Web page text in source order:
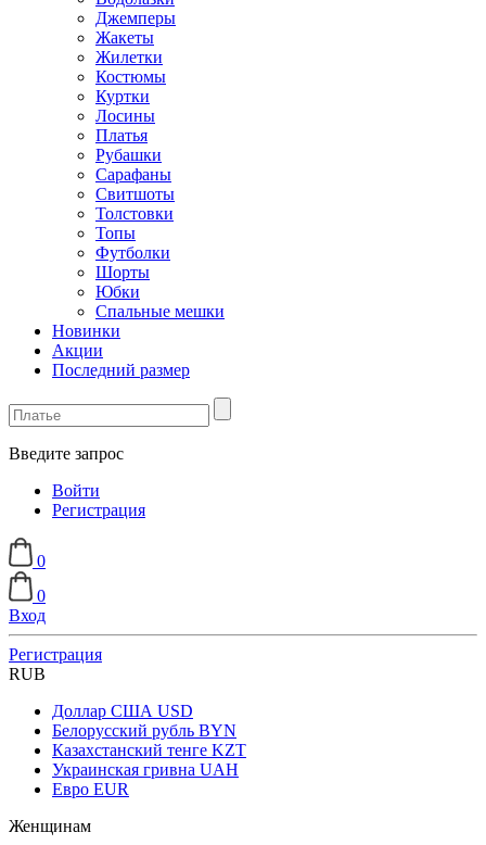
Джемперы
Жакеты
Жилетки
Костюмы
Куртки
Лосины
Платья
Рубашки
Сарафаны
Свитшоты
Толстовки
Топы
Футболки
Шорты
Юбки
Спальные мешки
Новинки
Акции
Последний размер
Введите запрос
Войти
Регистрация
0
0
Вход
Регистрация
RUB
Доллар США USD
Белорусский рубль BYN
Казахстанский тенге KZT
Украинская гривна UAH
Евро EUR
Женщинам